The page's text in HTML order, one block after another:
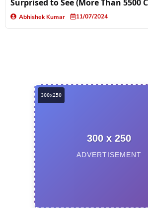
Surprised to See (More Than 5500
Abhishek Kumar 11/07/2024
300 x 250
ADVERTISEMENT